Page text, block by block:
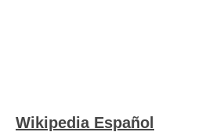
Wikipedia Español